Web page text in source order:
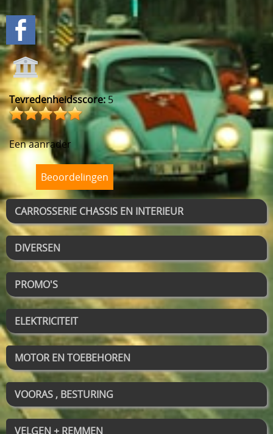
Tevredenheidsscore:5
Een aanrader
Beoordelingen
CARROSSERIE CHASSIS EN INTERIEUR
DIVERSEN
PROMO'S
ELEKTRICITEIT
MOTOR EN TOEBEHOREN
VOORAS , BESTURING
VELGEN + REMMEN